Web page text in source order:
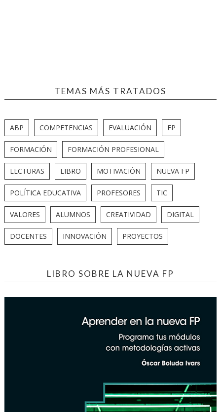
TEMAS MÁS TRATADOS
ABP COMPETENCIAS EVALUACIÓN FP
FORMACIÓN FORMACIÓN PROFESIONAL
LECTURAS LIBRO MOTIVACIÓN NUEVA FP
POLÍTICA EDUCATIVA PROFESORES TIC
VALORES ALUMNOS CREATIVIDAD DIGITAL
DOCENTES INNOVACIÓN PROYECTOS
LIBRO SOBRE LA NUEVA FP